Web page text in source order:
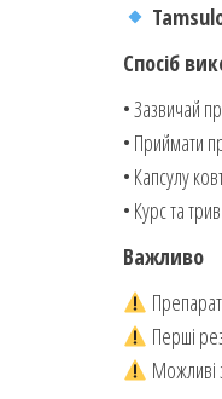
Спосіб
• Зазвичай
• Приймати
• Капсулу
• Курс та
Важливо
Перші
Можливі